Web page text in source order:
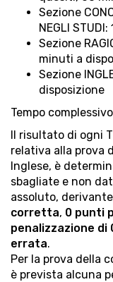
Sezione
NEGLI
Sezione
minuti a
Sezione
disposizione
Tempo
Il risultato di ogni
relativa alla prova
Inglese, è
sbagliate e non
assoluto,
corretta, 0 punti
penalizzazione di
errata.
Per la prova della
è prevista alcuna